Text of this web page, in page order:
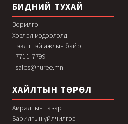
БИДНИЙ ТУХАЙ
Зорилго
Хэвлэл мэдээлэлд
Нээлттэй ажлын байр
7711-7799
sales@huree.mn
ХАЙЛТЫН ТӨРӨЛ
Амралтын газар
Барилгын үйлчилгээ